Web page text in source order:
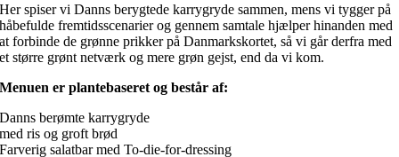
Her spiser vi Danns berygtede karrygryde sammen, mens vi tygger på
håbefulde fremtidsscenarier og gennem samtale hjælper hinanden med
at forbinde de grønne prikker på Danmarkskortet, så vi går derfra med
et større grønt netværk og mere grøn gejst, end da vi kom.
Menuen er plantebaseret og består af:
Danns berømte karrygryde
med ris og groft brød
Farverig salatbar med To-die-for-dressing